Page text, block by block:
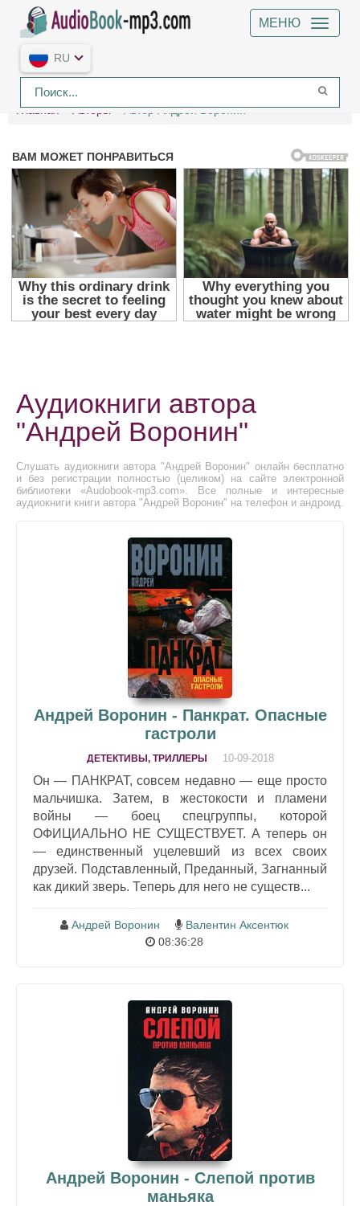
МЕНЮ
RU
Главная Авторы Автор Андрей Воронин
Аудиокниги автора
"Андрей Воронин"
Слушать аудиокниги автора "Андрей Воронин" онлайн бесплатно
и без регистрации полностью (целиком) на сайте электронной
библиотеки «Audobook-mp3.com». Все полные и интересные
аудиокниги книги автора "Андрей Воронин" на телефон и андроид.
Андрей Воронин - Панкрат. Опасные
гастроли
ДЕТЕКТИВЫ, ТРИЛЛЕРЫ 10-09-2018
Он — ПАНКРАТ, совсем недавно — еще просто
мальчишка. Затем, в жестокости и пламени
войны — боец спецгруппы, которой
ОФИЦИАЛЬНО НЕ СУЩЕСТВУЕТ. А теперь он
— единственный уцелевший из всех своих
друзей. Подставленный, Преданный, Загнанный
как дикий зверь. Теперь для него не существ...
Андрей Воронин
Валентин Аксентюк
08:36:28
Андрей Воронин - Слепой против
маньяка